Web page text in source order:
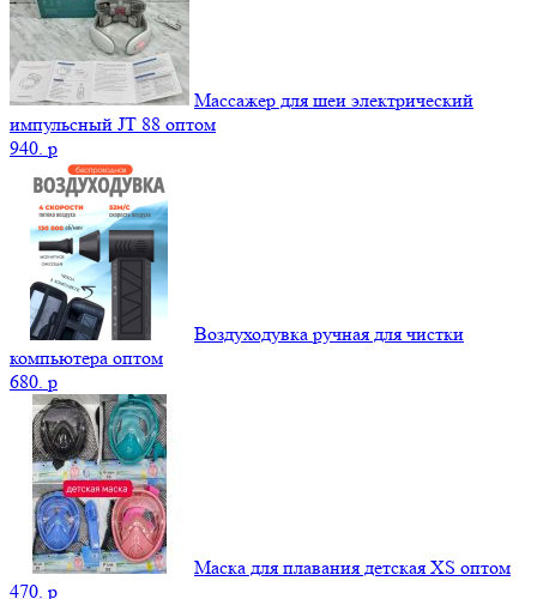
Массажер для шеи электрический
импульсный JT 88 оптом
940. p
Воздуходувка ручная для чистки
компьютера оптом
680. p
Маска для плавания детская XS оптом
470. p